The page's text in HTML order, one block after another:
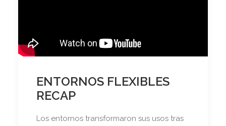
ENTORNOS FLEXIBLES
RECAP
Los entornos transformaron sus usos tras